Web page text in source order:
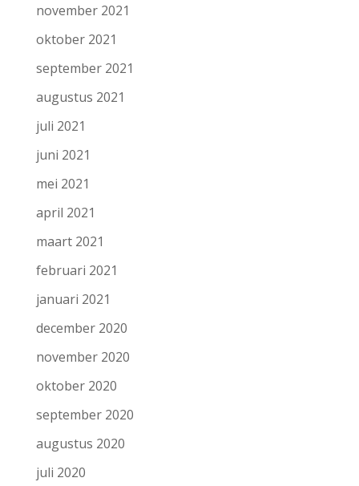
november 2021
oktober 2021
september 2021
augustus 2021
juli 2021
juni 2021
mei 2021
april 2021
maart 2021
februari 2021
januari 2021
december 2020
november 2020
oktober 2020
september 2020
augustus 2020
juli 2020